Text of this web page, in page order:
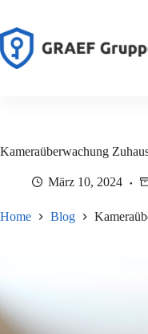
springen
Kameraüberwachung
März 10, 2024
Home Blog